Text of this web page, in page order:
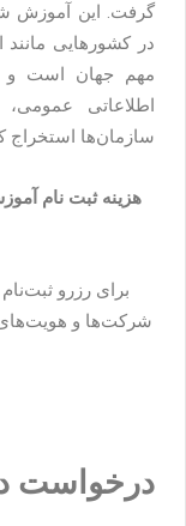
گرفت. این آموزش
در کشورهایی مانند
مهم جهان است و
اطلاعاتی
سازمان‌ها استخراج
هزینه ثبت نام
برای رزرو
شرکت‌ها و هویت‌های
درخواست